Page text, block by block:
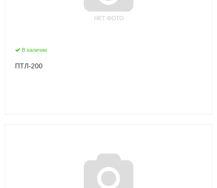
В наличии
ПТЛ-200